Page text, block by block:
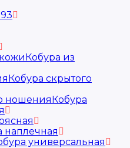
Кобура из
Кобура скрытого
Кобура
наплечная
универсальная